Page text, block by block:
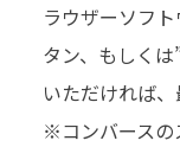
ラウザーソフ
タン、もしく
いただければ、
※コンバースの